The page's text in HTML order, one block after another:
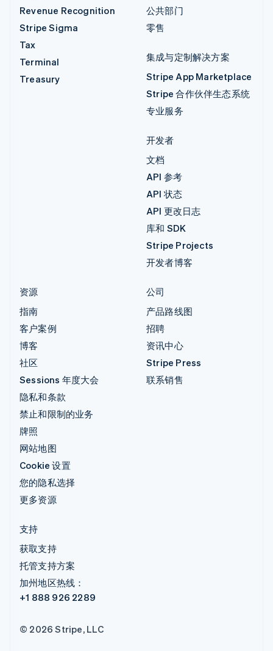
Revenue Recognition
Stripe Sigma
Tax
Terminal
Treasury
公共部门
零售
集成与定制解决方案
Stripe App Marketplace
Stripe 合作伙伴生态系统
专业服务
开发者
文档
API 参考
API 状态
API 更改日志
库和 SDK
Stripe Projects
开发者博客
资源
指南
客户案例
博客
社区
Sessions 年度大会
隐私和条款
禁止和限制的业务
牌照
网站地图
Cookie 设置
您的隐私选择
更多资源
公司
产品路线图
招聘
资讯中心
Stripe Press
联系销售
支持
获取支持
托管支持方案
加州地区热线：
+1 888 926 2289
© 2026 Stripe, LLC